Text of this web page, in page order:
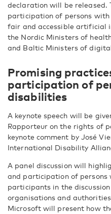
declaration will be released.
participation of persons
fair and accessible artificial
the Nordic Ministers of
and Baltic Ministers of
Promising
participation of
disabilities
A keynote speech will be
Rapporteur on the rights of
keynote comment by José
International Disability
A panel discussion will
and participation of persons
participants in the
organisations and
Microsoft will present how